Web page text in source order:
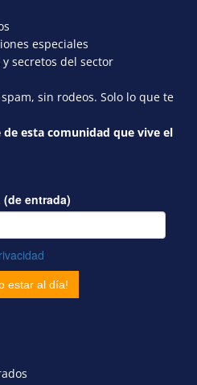
especiales
secretos del sector
sin rodeos. Solo lo que te
esta comunidad que vive el